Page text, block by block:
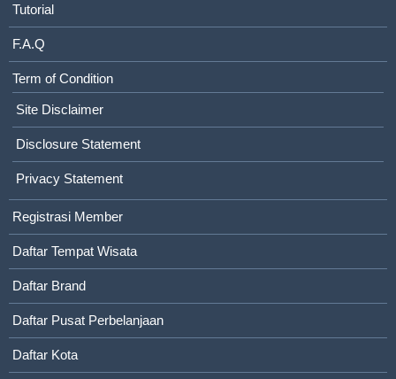
Tutorial
F.A.Q
Term of Condition
Site Disclaimer
Disclosure Statement
Privacy Statement
Registrasi Member
Daftar Tempat Wisata
Daftar Brand
Daftar Pusat Perbelanjaan
Daftar Kota